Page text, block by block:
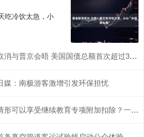
吃冷饮太急，小
会晤 美国国债总额首次超过38万亿美元 | 环球市场
媒：南极游客激增引发环保担忧
可以享受继续教育专项附加扣除？一文了解